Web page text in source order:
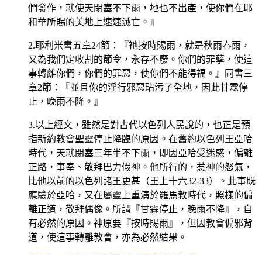
們發作，就使天閉塞不下雨，地也不出產，使你們在耶
和華所賜的美地上速速滅亡。』
2.耶利米書五章24節：『祂按時賜雨，就是秋雨春雨，
又為我們定收割的節令，永存不廢。你們的罪孽，使這
事轉離你們，你們的罪惡，使你們不能得福。』同書三
章2節：『並且你的淫行邪惡玷污了全地，因此甘霖停
止，晚雨不降。』
3.以上經文，雖然是對古代以色列人民說的，也正是預
指新約教會聖靈停止降臨的原因。在舊約以色列王亞哈
時代，天就閉塞三年半不下雨，即因亞哈受迷惑，偏離
正路，事奉、敬拜巴力假神。他所行的，惹神的怒氣，
比他以前的以色列諸王更甚（王上十六32-33）。此事既
應驗於亞哈，又在屬靈上重演於羅馬教時代，照樣的偏
離正道，敬拜偶像。所謂『甘霖停止，晚雨不降』，自
有必然的原因。神原要『按時賜雨』，但因教會偏邪背
道，使這事轉離教會，亦為必然結果。